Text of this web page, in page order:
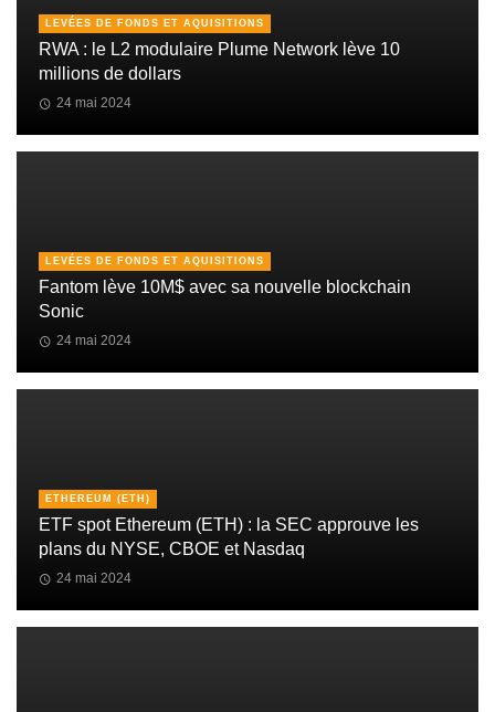
LEVÉES DE FONDS ET AQUISITIONS
RWA : le L2 modulaire Plume Network lève 10
millions de dollars
24 mai 2024
LEVÉES DE FONDS ET AQUISITIONS
Fantom lève 10M$ avec sa nouvelle blockchain
Sonic
24 mai 2024
ETHEREUM (ETH)
ETF spot Ethereum (ETH) : la SEC approuve les
plans du NYSE, CBOE et Nasdaq
24 mai 2024